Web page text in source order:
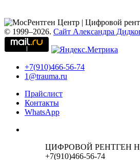
© 1999–2026. Сайт Александра
+7(910)466-56-74
1@trauma.ru
Прайслист
Контакты
WhatsApp
ЦИФРОВОЙ РЕНТГЕН
+7(910)466-56-74